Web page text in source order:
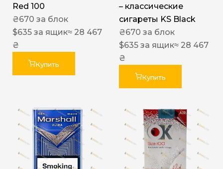
Red 100
₴670 за блок
$635 за ящик≈ 28 467
₴
Купить
– классические
сигареты KS Black
₴670 за блок
$635 за ящик≈ 28 467
₴
Купить